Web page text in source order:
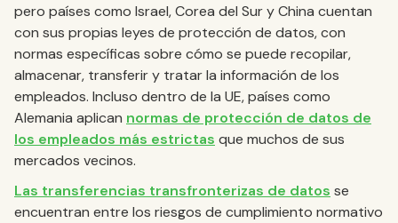
pero países como Israel, Corea del Sur y China cuentan
con sus propias leyes de protección de datos, con
normas específicas sobre cómo se puede recopilar,
almacenar, transferir y tratar la información de los
empleados. Incluso dentro de la UE, países como
Alemania aplican normas de protección de datos de
los empleados más estrictas que muchos de sus
mercados vecinos.
Las transferencias transfronterizas de datos se
encuentran entre los riesgos de cumplimiento normativo